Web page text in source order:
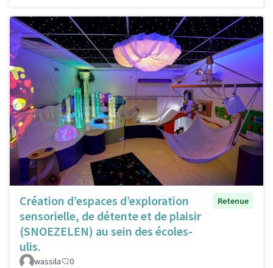
Création d’espaces d’exploration
sensorielle, de détente et de plaisir
(SNOEZELEN) au sein des écoles-
ulis.
Retenue
wassila 0